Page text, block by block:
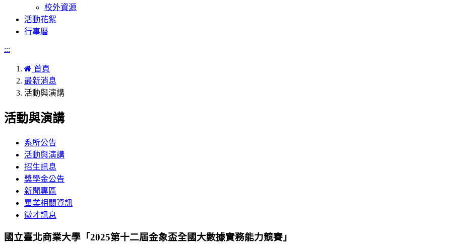
校外資源
活動花絮
行事曆
:::
首頁
最新消息
活動與演講
活動與演講
系所公告
活動與演講
招生訊息
獎學金公告
新聞專區
畢業相關資訊
徵才訊息
國立臺北商業大學「2025第十二屆金象盃全國大數據實務能力競賽」